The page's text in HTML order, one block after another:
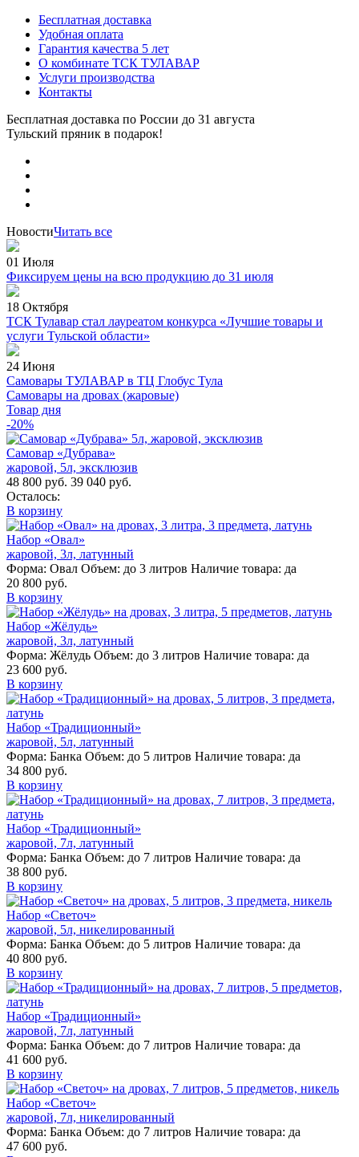
Бесплатная доставка
Удобная оплата
Гарантия качества 5 лет
О комбинате ТСК ТУЛАВАР
Услуги производства
Контакты
Бесплатная доставка по России до 31 августа
Тульский пряник в подарок!
НовостиЧитать все
01 Июля
Фиксируем цены на всю продукцию до 31 июля
18 Октября
ТСК Тулавар стал лауреатом конкурса «Лучшие товары и
услуги Тульской области»
24 Июня
Самовары ТУЛАВАР в ТЦ Глобус Тула
Самовары на дровах (жаровые)
Товар дня
-20%
Самовар «Дубрава»
жаровой, 5л, эксклюзив
48 800 руб. 39 040 руб.
Осталось:
В корзину
Набор «Овал»
жаровой, 3л, латунный
Форма: Овал Объем: до 3 литров Наличие товара: да
20 800 руб.
В корзину
Набор «Жёлудь»
жаровой, 3л, латунный
Форма: Жёлудь Объем: до 3 литров Наличие товара: да
23 600 руб.
В корзину
Набор «Традиционный»
жаровой, 5л, латунный
Форма: Банка Объем: до 5 литров Наличие товара: да
34 800 руб.
В корзину
Набор «Традиционный»
жаровой, 7л, латунный
Форма: Банка Объем: до 7 литров Наличие товара: да
38 800 руб.
В корзину
Набор «Светоч»
жаровой, 5л, никелированный
Форма: Банка Объем: до 5 литров Наличие товара: да
40 800 руб.
В корзину
Набор «Традиционный»
жаровой, 7л, латунный
Форма: Банка Объем: до 7 литров Наличие товара: да
41 600 руб.
В корзину
Набор «Светоч»
жаровой, 7л, никелированный
Форма: Банка Объем: до 7 литров Наличие товара: да
47 600 руб.